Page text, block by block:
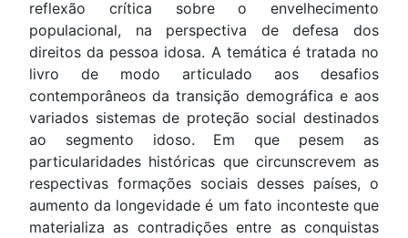
reflexão crítica sobre o envelhecimento
populacional, na perspectiva de defesa dos
direitos da pessoa idosa. A temática é tratada no
livro de modo articulado aos desafios
contemporâneos da transição demográfica e aos
variados sistemas de proteção social destinados
ao segmento idoso. Em que pesem as
particularidades históricas que circunscrevem as
respectivas formações sociais desses países, o
aumento da longevidade é um fato inconteste que
materializa as contradições entre as conquistas